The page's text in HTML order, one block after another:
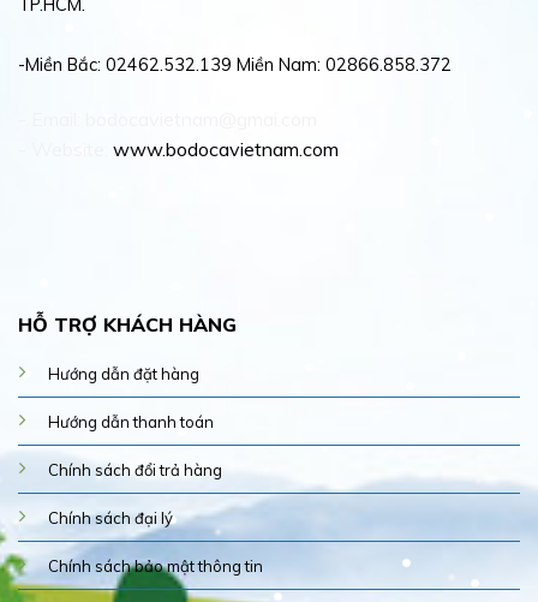
TP.HCM.
-Miền Bắc: 02462.532.139 Miền Nam: 02866.858.372
www.bodocavietnam.com
HỖ TRỢ KHÁCH HÀNG
Hướng dẫn đặt hàng
Hướng dẫn thanh toán
Chính sách đổi trả hàng
Chính sách đại lý
Chính sách bảo mật thông tin